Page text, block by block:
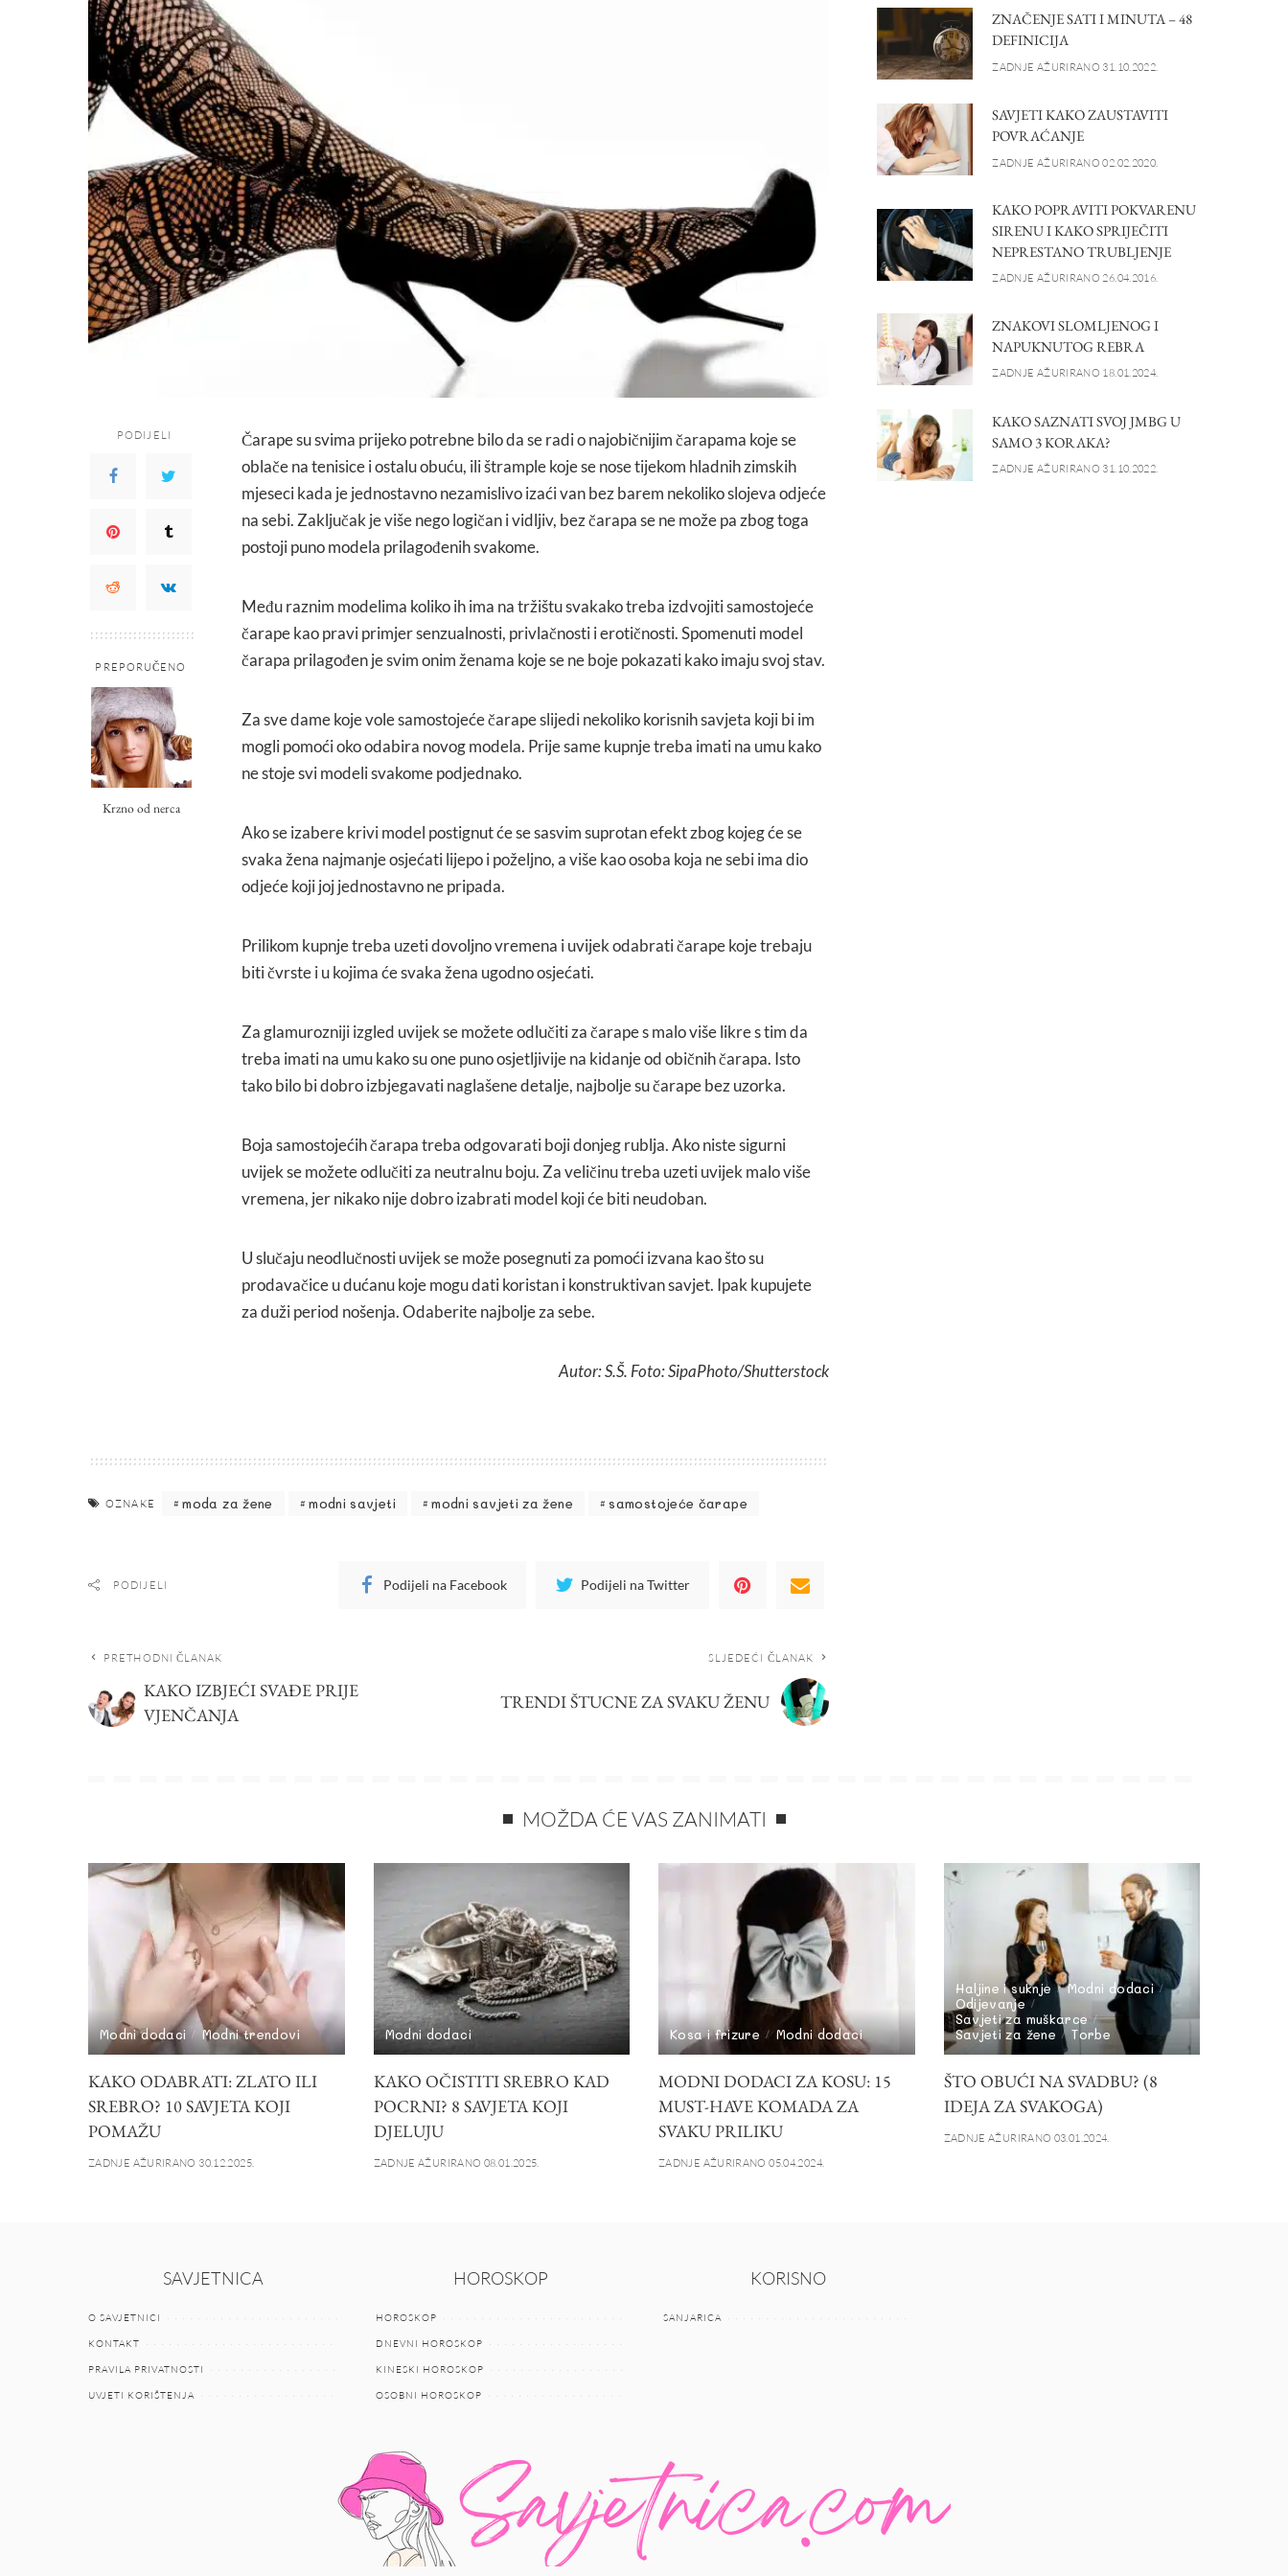
PODIJELI
PREPORUČENO
Krzno od nerca
Čarape su svima prijeko potrebne bilo da se radi o najobičnijim čarapama koje se
oblače na tenisice i ostalu obuću, ili štrample koje se nose tijekom hladnih zimskih
mjeseci kada je jednostavno nezamislivo izaći van bez barem nekoliko slojeva odjeće
na sebi. Zaključak je više nego logičan i vidljiv, bez čarapa se ne može pa zbog toga
postoji puno modela prilagođenih svakome.
Među raznim modelima koliko ih ima na tržištu svakako treba izdvojiti samostojeće
čarape kao pravi primjer senzualnosti, privlačnosti i erotičnosti. Spomenuti model
čarapa prilagođen je svim onim ženama koje se ne boje pokazati kako imaju svoj stav.
Za sve dame koje vole samostojeće čarape slijedi nekoliko korisnih savjeta koji bi im
mogli pomoći oko odabira novog modela. Prije same kupnje treba imati na umu kako
ne stoje svi modeli svakome podjednako.
Ako se izabere krivi model postignut će se sasvim suprotan efekt zbog kojeg će se
svaka žena najmanje osjećati lijepo i poželjno, a više kao osoba koja ne sebi ima dio
odjeće koji joj jednostavno ne pripada.
Prilikom kupnje treba uzeti dovoljno vremena i uvijek odabrati čarape koje trebaju
biti čvrste i u kojima će svaka žena ugodno osjećati.
Za glamurozniji izgled uvijek se možete odlučiti za čarape s malo više likre s tim da
treba imati na umu kako su one puno osjetljivije na kidanje od običnih čarapa. Isto
tako bilo bi dobro izbjegavati naglašene detalje, najbolje su čarape bez uzorka.
Boja samostojećih čarapa treba odgovarati boji donjeg rublja. Ako niste sigurni
uvijek se možete odlučiti za neutralnu boju. Za veličinu treba uzeti uvijek malo više
vremena, jer nikako nije dobro izabrati model koji će biti neudoban.
U slučaju neodlučnosti uvijek se može posegnuti za pomoći izvana kao što su
prodavačice u dućanu koje mogu dati koristan i konstruktivan savjet. Ipak kupujete
za duži period nošenja. Odaberite najbolje za sebe.
Autor: S.Š. Foto: SipaPhoto/Shutterstock
OZNAKE moda za žene modni savjeti modni savjeti za žene samostojeće čarape
PODIJELI Podijeli na Facebook Podijeli na Twitter
PRETHODNI ČLANAK
KAKO IZBJEĆI SVAĐE PRIJE
VJENČANJA
SLJEDEĆI ČLANAK
TRENDI ŠTUCNE ZA SVAKU ŽENU
ZNAČENJE SATI I MINUTA – 48
DEFINICIJA
ZADNJE AŽURIRANO 31.10.2022.
SAVJETI KAKO ZAUSTAVITI
POVRAĆANJE
ZADNJE AŽURIRANO 02.02.2020.
KAKO POPRAVITI POKVARENU
SIRENU I KAKO SPRIJEČITI
NEPRESTANO TRUBLJENJE
ZADNJE AŽURIRANO 26.04.2016.
ZNAKOVI SLOMLJENOG I
NAPUKNUTOG REBRA
ZADNJE AŽURIRANO 18.01.2024.
KAKO SAZNATI SVOJ JMBG U
SAMO 3 KORAKA?
ZADNJE AŽURIRANO 31.10.2022.
MOŽDA ĆE VAS ZANIMATI
Modni dodaci Modni trendovi
KAKO ODABRATI: ZLATO ILI
SREBRO? 10 SAVJETA KOJI
POMAŽU
ZADNJE AŽURIRANO 30.12.2025.
Modni dodaci
KAKO OČISTITI SREBRO KAD
POCRNI? 8 SAVJETA KOJI
DJELUJU
ZADNJE AŽURIRANO 08.01.2025.
Kosa i frizure Modni dodaci
MODNI DODACI ZA KOSU: 15
MUST-HAVE KOMADA ZA
SVAKU PRILIKU
ZADNJE AŽURIRANO 05.04.2024.
Haljine i suknje
Modni dodaci
Odijevanje
Savjeti za muškarce
Savjeti za žene
Torbe
ŠTO OBUĆI NA SVADBU? (8
IDEJA ZA SVAKOGA)
ZADNJE AŽURIRANO 03.01.2024.
SAVJETNICA
O SAVJETNICI
KONTAKT
PRAVILA PRIVATNOSTI
UVJETI KORIŠTENJA
HOROSKOP
HOROSKOP
DNEVNI HOROSKOP
KINESKI HOROSKOP
OSOBNI HOROSKOP
KORISNO
SANJARICA